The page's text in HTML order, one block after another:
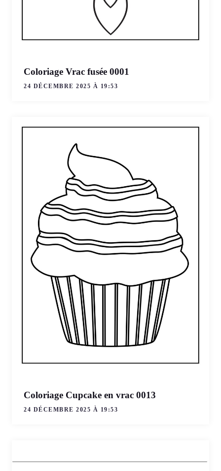
Coloriage Vrac fusée 0001
24 DÉCEMBRE 2025 À 19:53
Coloriage Cupcake en vrac 0013
24 DÉCEMBRE 2025 À 19:53